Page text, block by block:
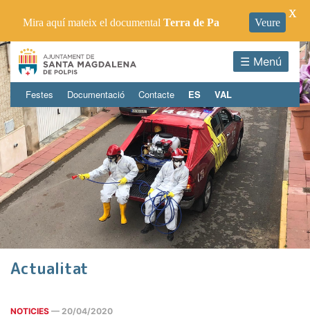
☰ Menú
Festes Documentació Contacte ES VAL
Actualitat
NOTICIES — 20/04/2020
Mira aquí mateix el documental Terra de Pa Veure
X